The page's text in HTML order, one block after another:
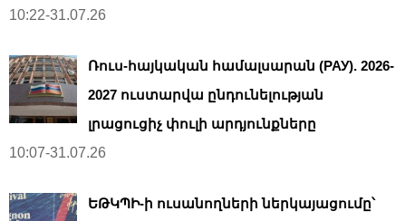
10:22-31.07.26
Ռուս-հայկական համալսարան (РАУ). 2026-
2027 ուստարվա ընդունելության
լրացուցիչ փուլի արդյունքները
10:07-31.07.26
ԵԹԿՊԻ-ի ուսանողների ներկայացումը՝